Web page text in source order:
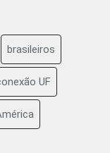
brasileiros
UF